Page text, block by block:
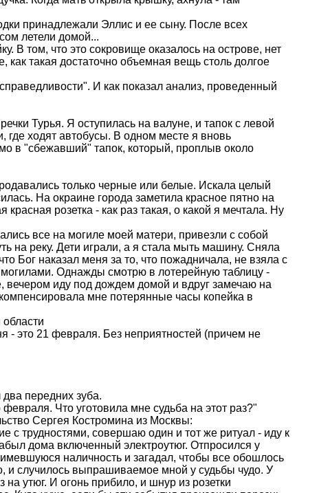
принадлежали Эллис и ее сыну. После всех
летели домой...
В том, что это сокровище оказалось на острове, нет
такая достаточно объемная вещь столь долгое
И как показал анализ, проведенный
Турья. Я оступилась на валуне, и тапок с левой
где ходят автобусы. В одном месте я вновь
в "сбежавший" тапок, который, проплыв около
только черные или белые. Искала целый
На окраине города заметила красное пятно на
розетка - как раз такая, о какой я мечтала. Ну
все на могиле моей матери, привезли с собой
на реку. Дети играли, а я стала мыть машину. Сняла
Бог наказал меня за то, что пожадничала, не взяла с
Однажды смотрю в лотерейную таблицу -
вечером иду под дождем домой и вдруг замечаю на
мне потерянные часы копейка в
- это 21 февраля. Без неприятностей (причем не
передних зуба.
Что уготовила мне судьба на этот раз?"
Сергея Костромина из Москвы:
с трудностями, совершаю один и тот же ритуал - иду к
дома включенный электроутюг. Отпросился у
наличность и загадал, чтобы все обошлось
и случилось выпрашиваемое мной у судьбы чудо. У
утюг. И огонь прибило, и шнур из розетки